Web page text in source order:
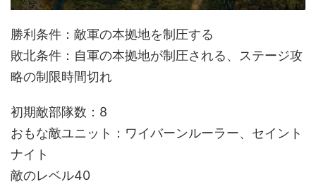
勝利条件：敵軍の本拠地を制圧する
敗北条件：自軍の本拠地が制圧される、ステージ攻
略の制限時間切れ
初期敵部隊数：8
おもな敵ユニット：ワイバーンルーラー、セイント
ナイト
敵のレベル40